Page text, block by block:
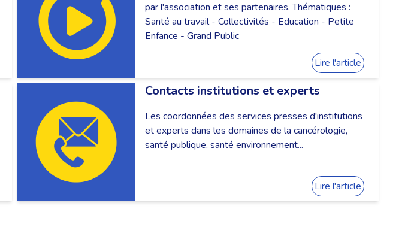
par l'association et ses partenaires. Thématiques :
Santé au travail - Collectivités - Education - Petite
Enfance - Grand Public
Lire l'article
Contacts institutions et experts
Les coordonnées des services presses d'institutions
et experts dans les domaines de la cancérologie,
santé publique, santé environnement...
Lire l'article